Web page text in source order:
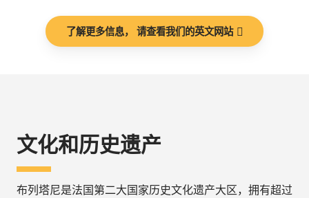
了解更多信息， 请查看我们的英文网站
文化和历史遗产
布列塔尼是法国第二大国家历史文化遗产大区，拥有超过